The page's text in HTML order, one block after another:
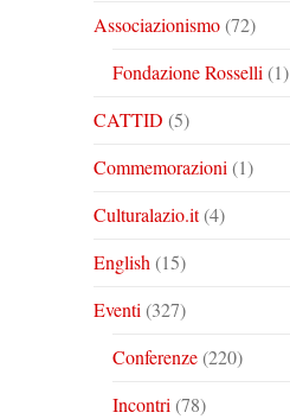
Associazionismo(72)
Fondazione Rosselli (1)
CATTID (5)
Commemorazioni (1)
Culturalazio.it(4)
English (15)
Eventi (327)
Conferenze(220)
Incontri (78)